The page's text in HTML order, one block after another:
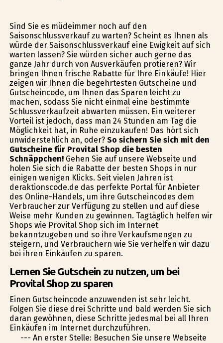
Sind Sie es müdeimmer noch auf den
Saisonschlussverkauf zu warten? Scheint es Ihnen als
würde der Saisonschlussverkauf eine Ewigkeit auf sich
warten lassen? Sie würden sicher auch gerne das
ganze Jahr durch von Ausverkäufen profitieren? Wir
bringen Ihnen frische Rabatte für Ihre Einkäufe! Hier
zeigen wir Ihnen die begehrtesten Gutscheine und
Gutscheincode, um Ihnen das Sparen leicht zu
machen, sodass Sie nicht einmal eine bestimmte
Schlussverkaufzeit abwarten müssen. Ein weiterer
Vorteil ist jedoch, dass man 24 Stunden am Tag die
Möglichkeit hat, in Ruhe einzukaufen! Das hört sich
unwiderstehlich an, oder? So sichern Sie sich mit den
Gutscheine für Provital Shop die besten
Schnäppchen!Gehen Sie auf unsere Webseite und
holen Sie sich die Rabatte der besten Shops in nur
einigen wenigen Klicks. Seit vielen Jahren ist
deraktionscode.de das perfekte Portal für Anbieter
des Online-Handels, um ihre Gutscheincodes dem
Verbraucher zur Verfügung zu stellen und auf diese
Weise mehr Kunden zu gewinnen. Tagtäglich helfen wir
Shops wie Provital Shop sich im Internet
bekanntzugeben und so ihre Verkaufsmengen zu
steigern, und Verbrauchern wie Sie verhelfen wir dazu
bei ihren Einkäufen zu sparen.
Lernen Sie Gutschein zu nutzen, um bei
Provital Shop zu sparen
Einen Gutscheincode anzuwenden ist sehr leicht.
Folgen Sie diese drei Schritte und bald werden Sie sich
daran gewöhnen, diese Schritte jedesmal bei all Ihren
Einkäufen im Internet durchzuführen.
--- An erster Stelle: Besuchen Sie unsere Webseite